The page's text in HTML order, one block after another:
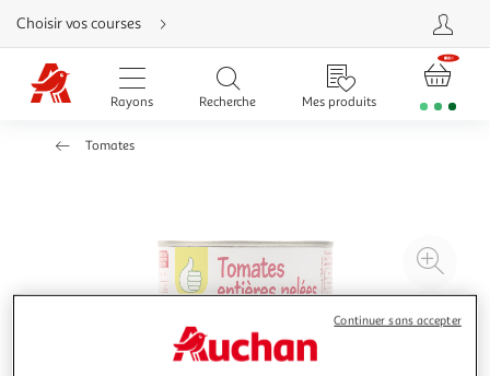
Aller
directement
au
contenu
Aller
directement
Aller
Choisir vos courses
Rayons Recherche Mes produits
Tomates
à
Continuer sans accepter